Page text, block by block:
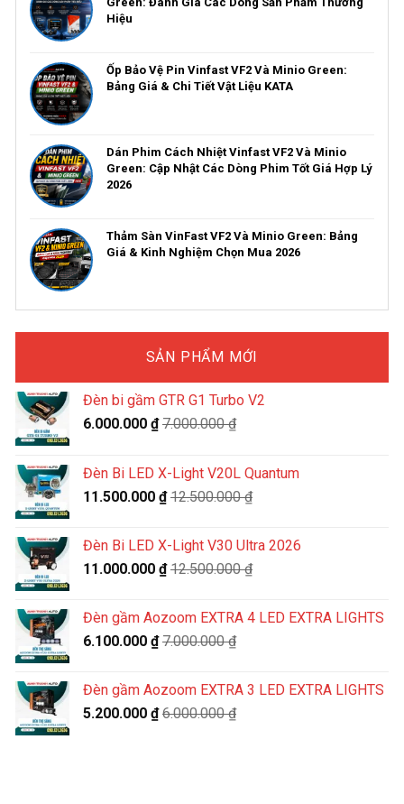
Hiệu
Ốp Bảo Vệ Pin Vinfast VF2 Và Minio Green:
Bảng Giá & Chi Tiết Vật Liệu KATA
Dán Phim Cách Nhiệt Vinfast VF2 Và Minio
Green: Cập Nhật Các Dòng Phim Tốt Giá Hợp Lý
2026
Thảm Sàn VinFast VF2 Và Minio Green: Bảng
Giá & Kinh Nghiệm Chọn Mua 2026
SẢN PHẨM MỚI
Đèn bi gầm GTR G1 Turbo V2
6.000.000 ₫ 7.000.000₫
Đèn Bi LED X-Light V20L Quantum
11.500.000 ₫ 12.500.000₫
Đèn Bi LED X-Light V30 Ultra 2026
11.000.000 ₫ 12.500.000₫
Đèn gầm Aozoom EXTRA 4 LED EXTRA LIGHTS
6.100.000 ₫ 7.000.000₫
Đèn gầm Aozoom EXTRA 3 LED EXTRA LIGHTS
5.200.000 ₫ 6.000.000₫